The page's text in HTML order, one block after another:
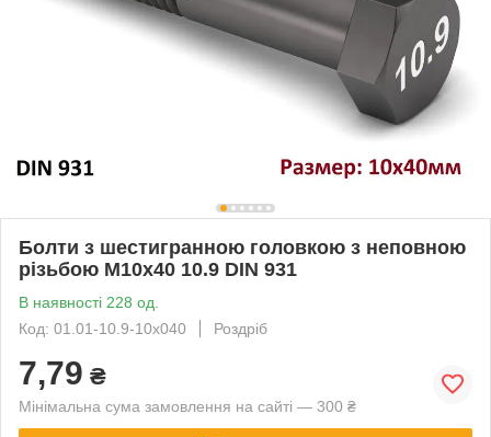
Болти з шестигранною головкою з неповною
різьбою М10х40 10.9 DIN 931
В наявності 228 од.
Код: 01.01-10.9-10х040
Роздріб
7,79 ₴
Мінімальна сума замовлення на сайті — 300 ₴